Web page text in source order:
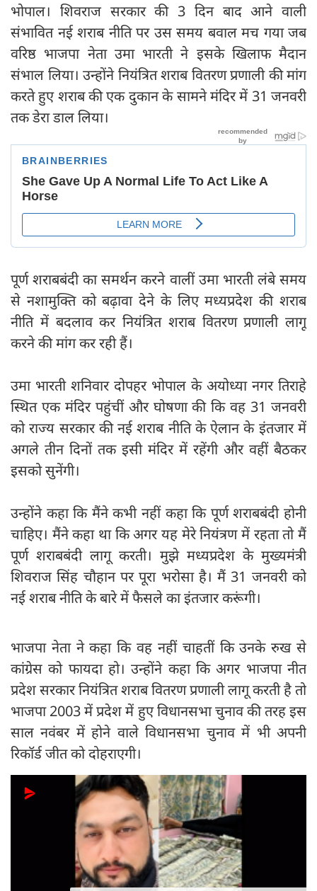
भोपाल। शिवराज सरकार की 3 दिन बाद आने वाली
संभावित नई शराब नीति पर उस समय बवाल मच गया जब
वरिष्ठ भाजपा नेता उमा भारती ने इसके खिलाफ मैदान
संभाल लिया। उन्होंने नियंत्रित शराब वितरण प्रणाली की मांग
करते हुए शराब की एक दुकान के सामने मंदिर में 31 जनवरी
तक डेरा डाल लिया।
पूर्ण शराबबंदी का समर्थन करने वालीं उमा भारती लंबे समय
से नशामुक्ति को बढ़ावा देने के लिए मध्यप्रदेश की शराब
नीति में बदलाव कर नियंत्रित शराब वितरण प्रणाली लागू
करने की मांग कर रही हैं।
उमा भारती शनिवार दोपहर भोपाल के अयोध्या नगर तिराहे
स्थित एक मंदिर पहुंचीं और घोषणा की कि वह 31 जनवरी
को राज्य सरकार की नई शराब नीति के ऐलान के इंतजार में
अगले तीन दिनों तक इसी मंदिर में रहेंगी और वहीं बैठकर
इसको सुनेंगी।
उन्होंने कहा कि मैंने कभी नहीं कहा कि पूर्ण शराबबंदी होनी
चाहिए। मैंने कहा था कि अगर यह मेरे नियंत्रण में रहता तो मैं
पूर्ण शराबबंदी लागू करती। मुझे मध्यप्रदेश के मुख्यमंत्री
शिवराज सिंह चौहान पर पूरा भरोसा है। मैं 31 जनवरी को
नई शराब नीति के बारे में फैसले का इंतजार करूंगी।
भाजपा नेता ने कहा कि वह नहीं चाहतीं कि उनके रुख से
कांग्रेस को फायदा हो। उन्होंने कहा कि अगर भाजपा नीत
प्रदेश सरकार नियंत्रित शराब वितरण प्रणाली लागू करती है तो
भाजपा 2003 में प्रदेश में हुए विधानसभा चुनाव की तरह इस
साल नवंबर में होने वाले विधानसभा चुनाव में भी अपनी
रिकॉर्ड जीत को दोहराएगी।